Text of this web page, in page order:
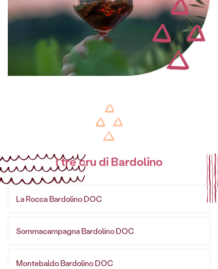
I tre cru di Bardolino
La Rocca Bardolino DOC
Sommacampagna Bardolino DOC
Montebaldo Bardolino DOC